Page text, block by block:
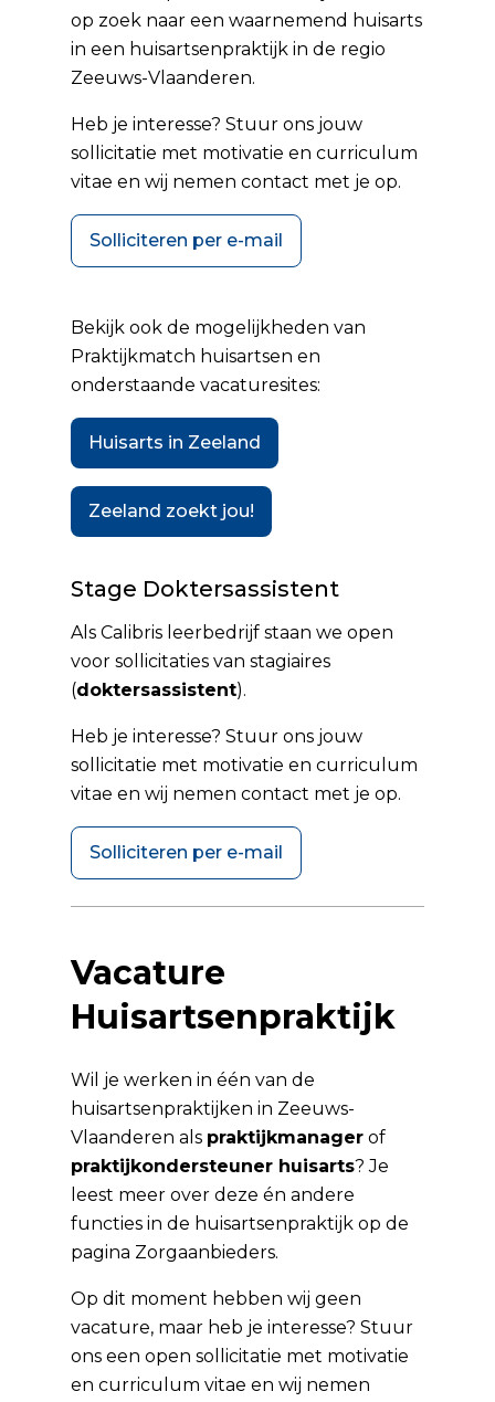
op zoek naar een waarnemend huisarts
in een huisartsenpraktijk in de regio
Zeeuws-Vlaanderen.
Heb je interesse? Stuur ons jouw
sollicitatie met motivatie en curriculum
vitae en wij nemen contact met je op.
Solliciteren per e-mail
Bekijk ook de mogelijkheden van
Praktijkmatch huisartsen en
onderstaande vacaturesites:
Huisarts in Zeeland
Zeeland zoekt jou!
Stage Doktersassistent
Als Calibris leerbedrijf staan we open
voor sollicitaties van stagiaires
(doktersassistent).
Heb je interesse? Stuur ons jouw
sollicitatie met motivatie en curriculum
vitae en wij nemen contact met je op.
Solliciteren per e-mail
Vacature
Huisartsenpraktijk
Wil je werken in één van de
huisartsenpraktijken in Zeeuws-
Vlaanderen als praktijkmanager of
praktijkondersteuner huisarts? Je
leest meer over deze én andere
functies in de huisartsenpraktijk op de
pagina Zorgaanbieders.
Op dit moment hebben wij geen
vacature, maar heb je interesse? Stuur
ons een open sollicitatie met motivatie
en curriculum vitae en wij nemen